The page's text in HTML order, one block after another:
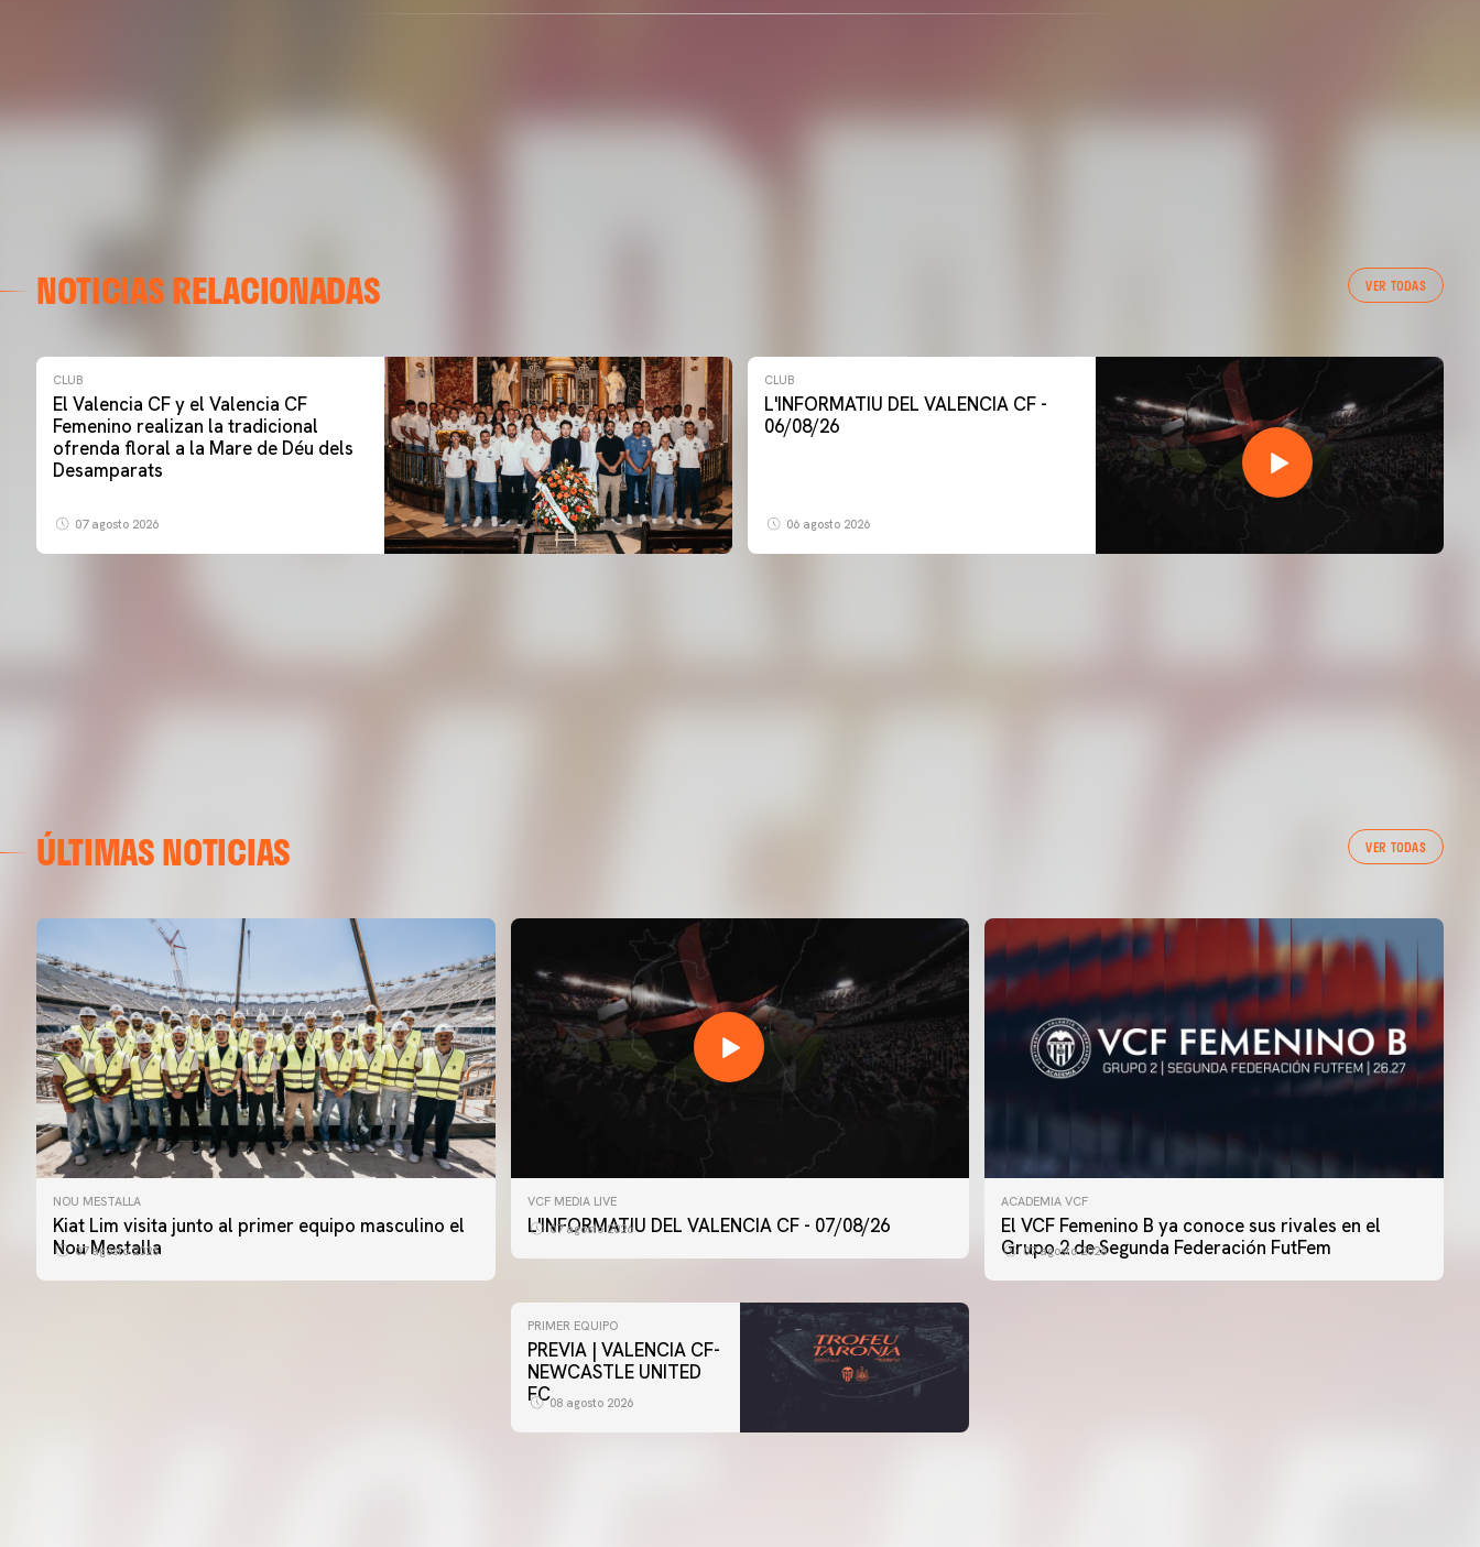
NOTICIAS RELACIONADAS VER TODAS
CLUB
El Valencia CF y el Valencia CF
Femenino realizan la tradicional
ofrenda floral a la Mare de Déu dels
Desamparats
07 agosto 2026
CLUB
L'INFORMATIU DEL VALENCIA CF -
06/08/26
06 agosto 2026
ÚLTIMAS NOTICIAS VER TODAS
NOU MESTALLA
Kiat Lim visita junto al primer equipo masculino el
Nou Mestalla
07 agosto 2026
VCF MEDIA LIVE
L'INFORMATIU DEL VALENCIA CF - 07/08/26
07 agosto 2026
ACADEMIA VCF
El VCF Femenino B ya conoce sus rivales en el
Grupo 2 de Segunda Federación FutFem
07 agosto 2026
PRIMER EQUIPO
ENTRENAMIENTO DEL VALENCIA CF 7/8/2026
PRIMER EQUIPO
PREVIA | VALENCIA CF-
NEWCASTLE UNITED
FC08 agosto 2026
PRIMER EQUIPO
ENTRENAMIENTO DEL VALENCIA CF 6/8/2026